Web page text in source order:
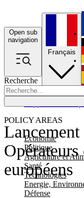
Open sub
navigation
Recherche
POLICY AREAS
Economie
Politique
Agriculture et
Santé
Technologies
Energie,
Défense
Français
Opérateurs
européens